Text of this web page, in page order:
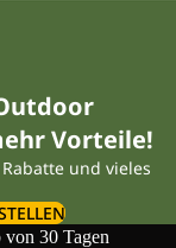
Vorteile!
und vieles
30 Tagen